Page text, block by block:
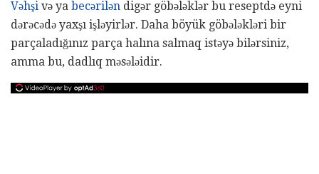
Vəhşi və ya becərilən digər göbələklər bu reseptdə eyni
dərəcədə yaxşı işləyirlər. Daha böyük göbələkləri bir
parçaladığınız parça halına salmaq istəyə bilərsiniz,
amma bu, dadlıq məsələidir.